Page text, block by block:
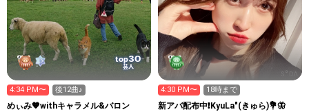
top30
芸人
4:34 PM〜 後12曲♪
めぃみ🧡withキャラメル&バロン
4:30 PM〜 18時まで
新アバ配布中❗️KyuLa"(きゅら)💐🦋